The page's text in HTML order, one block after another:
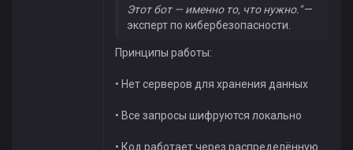
Этот бот — именно то, что нужно."—
эксперт по кибербезопасности.
Принципы работы:
• Нет серверов для хранения данных
• Все запросы шифруются локально
• Код работает через распределённую